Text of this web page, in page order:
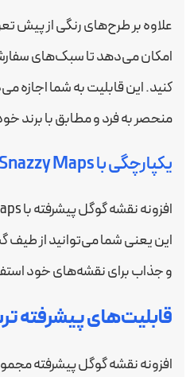
علاوه بر طرح‌های رنگی از پیش
امکان می‌دهد تا سبک‌های
کنید. این قابلیت به شما اجازه
منحصر به فرد و مطابق با برند
یکپارچگی با Snazzy Maps
این یعنی شما می‌توانید از
و جذاب برای نقشه‌های خود
قابلیت‌های پیشرفته
افزونه نقشه گوگل پیشرفته